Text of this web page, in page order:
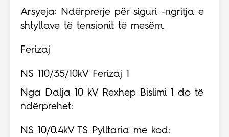
Arsyeja: Ndërprerje për siguri -ngritja e
shtyllave të tensionit të mesëm.
Ferizaj
NS 110/35/10kV Ferizaj 1
Nga Dalja 10 kV Rexhep Bislimi 1 do të
ndërprehet:
NS 10/0.4kV TS Pylltaria me kod: